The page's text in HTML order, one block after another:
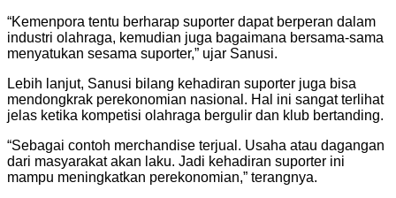
“Kemenpora tentu berharap suporter dapat berperan dalam
industri olahraga, kemudian juga bagaimana bersama-sama
menyatukan sesama suporter,” ujar Sanusi.
Lebih lanjut, Sanusi bilang kehadiran suporter juga bisa
mendongkrak perekonomian nasional. Hal ini sangat terlihat
jelas ketika kompetisi olahraga bergulir dan klub bertanding.
“Sebagai contoh merchandise terjual. Usaha atau dagangan
dari masyarakat akan laku. Jadi kehadiran suporter ini
mampu meningkatkan perekonomian,” terangnya.